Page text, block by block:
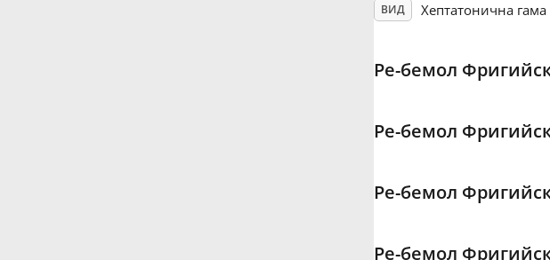
ВИД Хептатонична гама
Ре-бемол
Ре-бемол
Ре-бемол
Ре-бемол